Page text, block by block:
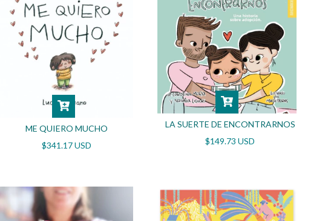
ME QUIERO MUCHO
$341.17 USD
LA SUERTE DE ENCONTRARNOS
$149.73 USD